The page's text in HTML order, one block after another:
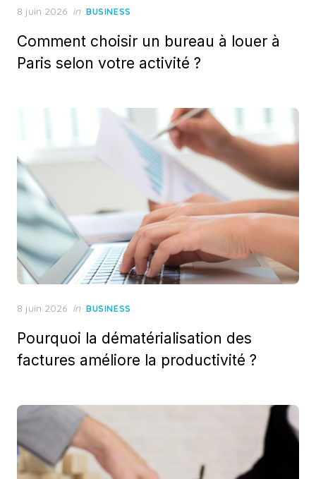
Posted
8 juin 2026 in BUSINESS
Comment choisir un bureau à louer à
Paris selon votre activité ?
Posted
8 juin 2026 in BUSINESS
Pourquoi la dématérialisation des
factures améliore la productivité ?